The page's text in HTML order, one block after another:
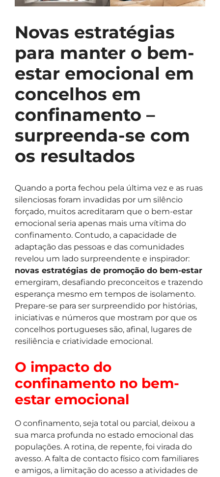
Novas estratégias
para manter o bem-
estar emocional em
concelhos em
confinamento –
surpreenda-se com
os resultados
Quando a porta fechou pela última vez e as ruas
silenciosas foram invadidas por um silêncio
forçado, muitos acreditaram que o bem-estar
emocional seria apenas mais uma vítima do
confinamento. Contudo, a capacidade de
adaptação das pessoas e das comunidades
revelou um lado surpreendente e inspirador:
novas estratégias de promoção do bem-estar
emergiram, desafiando preconceitos e trazendo
esperança mesmo em tempos de isolamento.
Prepare-se para ser surpreendido por histórias,
iniciativas e números que mostram por que os
concelhos portugueses são, afinal, lugares de
resiliência e criatividade emocional.
O impacto do
confinamento no bem-
estar emocional
O confinamento, seja total ou parcial, deixou a
sua marca profunda no estado emocional das
populações. A rotina, de repente, foi virada do
avesso. A falta de contacto físico com familiares
e amigos, a limitação do acesso a atividades de